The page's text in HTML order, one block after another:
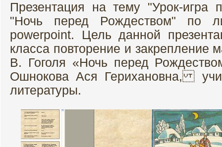
Презентация на тему "Урок-игра
"Ночь перед Рождеством" по
powerpoint. Цель данной
класса повторение и закрепление
В. Гоголя «Ночь перед
Ошнокова Ася Герихановна,
литературы.